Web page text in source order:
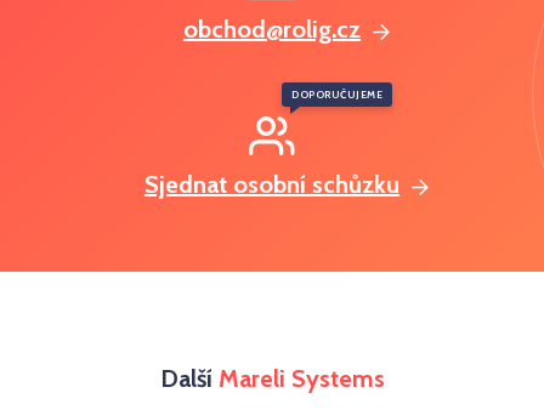
obchod@rolig.cz
Sjednat osobní schůzku
DOPORUČUJEME
Další Mareli Systems